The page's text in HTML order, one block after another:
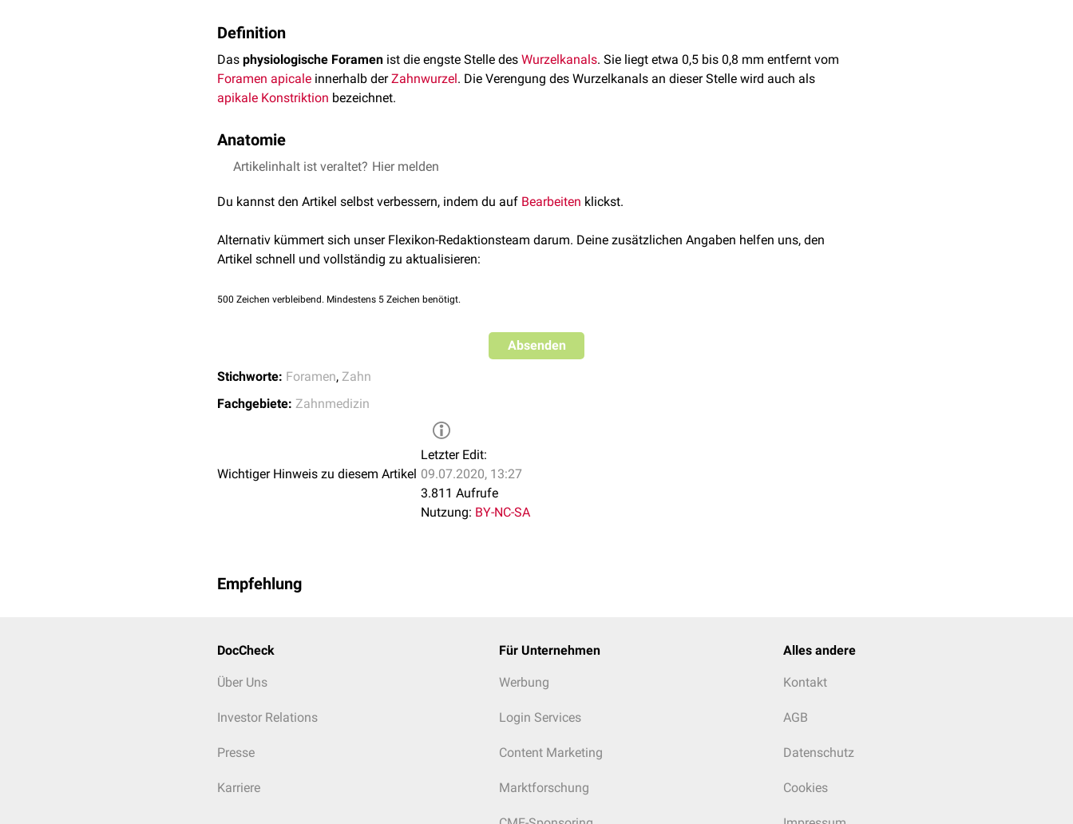
Definition
Das physiologische Foramen ist die engste Stelle des Wurzelkanals. Sie liegt etwa 0,5 bis 0,8 mm entfernt vom
Foramen apicale innerhalb derZahnwurzel. Die Verengung des Wurzelkanals an dieser Stelle wird auch als
apikale Konstriktion bezeichnet.
Anatomie
Im Bereich des physiologischen Foramens hat der Wurzelkanal einen Durchmesser von 0,15 bis 0,25 mm. Mit
Wurzelkanalbehandlung.
Artikelinhalt ist veraltet? Hier melden
Du kannst den Artikel selbst verbessern, indem du auf Bearbeiten klickst.
Alternativ kümmert sich unser Flexikon-Redaktionsteam darum. Deine zusätzlichen Angaben helfen uns, den
Artikel schnell und vollständig zu aktualisieren:
500 Zeichen verbleibend. Mindestens 5 Zeichen benötigt.
Absenden
Stichworte: Foramen, Zahn
Fachgebiete: Zahnmedizin
Wichtiger Hinweis zu diesem Artikel
Letzter Edit:
09.07.2020, 13:27
3.811 Aufrufe
Nutzung: BY-NC-SA
Empfehlung
DocCheck
Über Uns
Investor Relations
Presse
Karriere
Für Unternehmen
Werbung
Login Services
Content Marketing
Marktforschung
Alles andere
Kontakt
AGB
Datenschutz
Cookies